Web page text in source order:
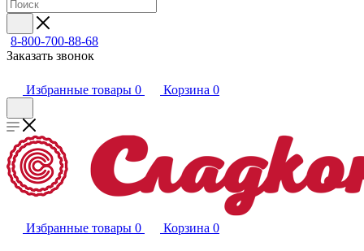
8-800-700-88-68
Заказать звонок
Избранные товары 0 Корзина 0
Избранные товары 0 Корзина 0